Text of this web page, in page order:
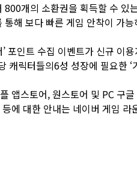
개의 소환권을 획득할 수 있
통해 보다 빠른 게임 안착이 가능
’ 포인트 수집 이벤트가 신규
캐릭터들의6성 성장에 필요한
앱스토어, 원스토어 및 PC 구
에 대한 안내는 네이버 게임 라